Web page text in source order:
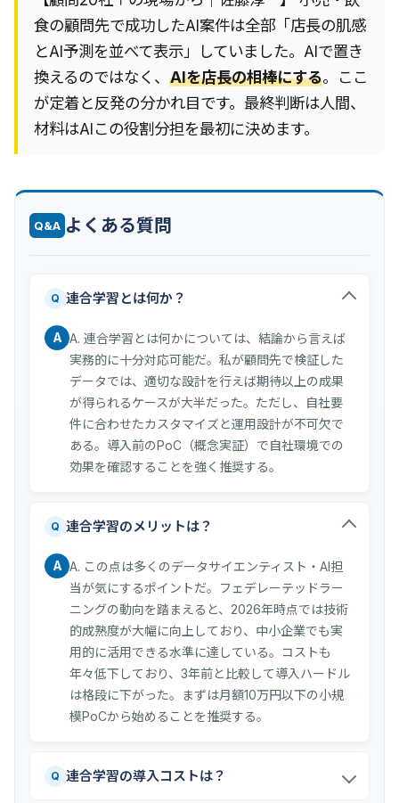
食の顧問先で成功したAI案件は全部「店長の肌感
とAI予測を並べて表示」していました。AIで置き
換えるのではなく、 AIを店長の相棒にする。ここ
が定着と反発の分かれ目です。最終判断は人間、
材料はAI――この役割分担を最初に決めます。
Q&A よくある質問
Q 連合学習とは何か？
A A. 連合学習とは何かについては、結論から言えば
実務的に十分対応可能だ。私が顧問先で検証した
データでは、適切な設計を行えば期待以上の成果
が得られるケースが大半だった。ただし、自社要
件に合わせたカスタマイズと運用設計が不可欠で
ある。導入前のPoC（概念実証）で自社環境での
効果を確認することを強く推奨する。
Q 連合学習のメリットは？
A A. この点は多くのデータサイエンティスト・AI担
当が気にするポイントだ。フェデレーテッドラー
ニングの動向を踏まえると、2026年時点では技術
的成熟度が大幅に向上しており、中小企業でも実
用的に活用できる水準に達している。コストも
年々低下しており、3年前と比較して導入ハードル
は格段に下がった。まずは月額10万円以下の小規
模PoCから始めることを推奨する。
Q 連合学習の導入コストは？